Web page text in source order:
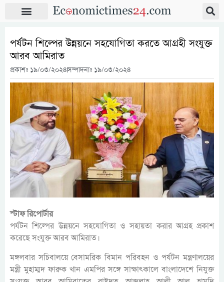
পর্যটন শিল্পের উন্নয়নে সহযোগিতা করতে আগ্রহী সংযুক্ত
আরব আমিরাত
প্রকাশঃ ১৯/০৩/২০২৪সম্পাদনাঃ ১৯/০৩/২০২৪
স্টাফ রিপোর্টার
পর্যটন শিল্পের উন্নয়নে সহযোগিতা ও সহায়তা করার আগ্রহ প্রকাশ
করেছে সংযুক্ত আরব আমিরাত।
মঙ্গলবার সচিবালয়ে বেসামরিক বিমান পরিবহন ও পর্যটন মন্ত্রণালয়ের
মন্ত্রী মুহাম্মদ ফারুক খান এমপির সঙ্গে সাক্ষাৎকালে বাংলাদেশে নিযুক্ত